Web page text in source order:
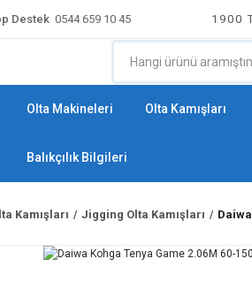
Destek 0544 659 10 45 1900
Olta Makineleri Olta Kamışları
Balıkçılık Bilgileri
Kamışları Jigging Olta Kamışları